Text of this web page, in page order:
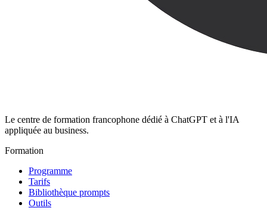
Le centre de formation francophone dédié à ChatGPT et à l'IA
appliquée au business.
Formation
Programme
Tarifs
Bibliothèque prompts
Outils